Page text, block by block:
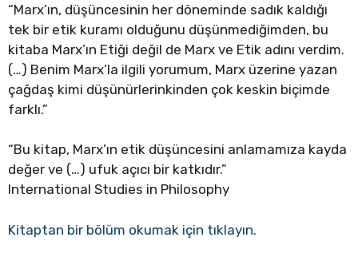
“Marx’ın, düşüncesinin her döneminde sadık kaldığı
tek bir etik kuramı olduğunu düşünmediğimden, bu
kitaba Marx’ın Etiği değil de Marx ve Etik adını verdim.
(…) Benim Marx’la ilgili yorumum, Marx üzerine yazan
çağdaş kimi düşünürlerinkinden çok keskin biçimde
farklı.”
“Bu kitap, Marx’ın etik düşüncesini anlamamıza kayda
değer ve (…) ufuk açıcı bir katkıdır.”
International Studies in Philosophy
Kitaptan bir bölüm okumak için tıklayın.